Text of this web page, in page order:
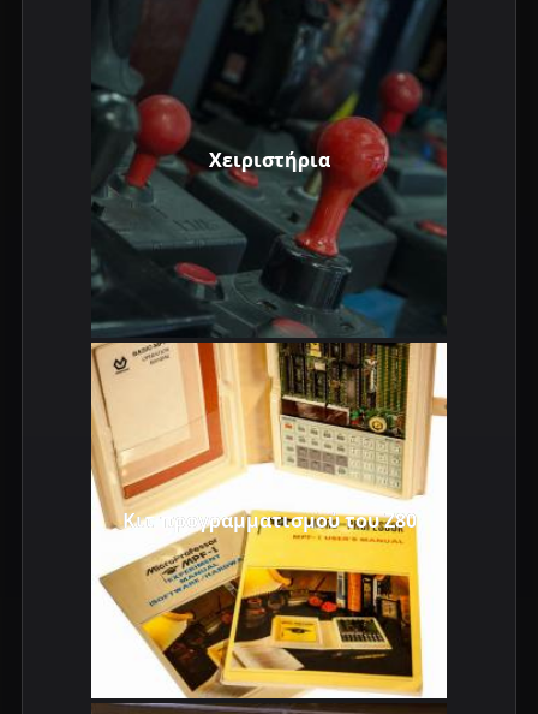
Χειριστήρια
Κιτ προγραμματισμού του Z80